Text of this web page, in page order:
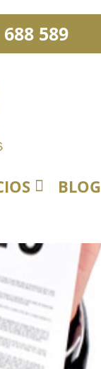
589
BLOG